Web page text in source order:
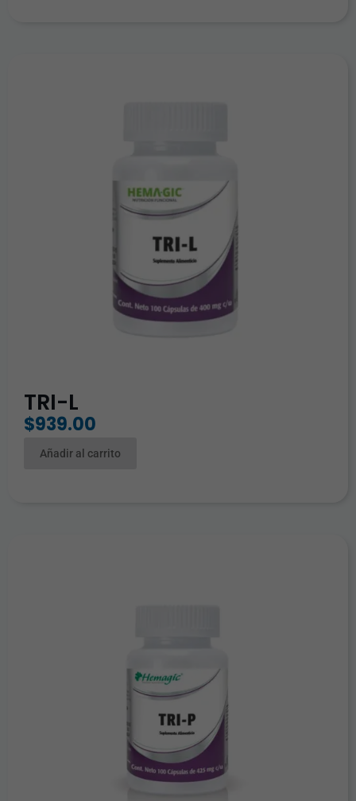
TRI-L
$939.00
Añadir al carrito